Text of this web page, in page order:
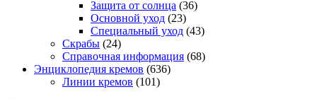
Защита от солнца (36)
Основной уход (23)
Специальный уход (43)
Скрабы (24)
Справочная информация (68)
Энциклопедия кремов (636)
Линии кремов (101)